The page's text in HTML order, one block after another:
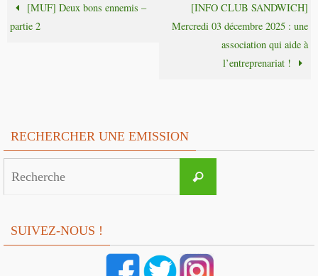
[MUF] Deux bons ennemis –
partie 2
[INFO CLUB SANDWICH]
Mercredi 03 décembre 2025 : une
association qui aide à
l’entreprenariat !
RECHERCHER UNE EMISSION
Recherche
SUIVEZ-NOUS !